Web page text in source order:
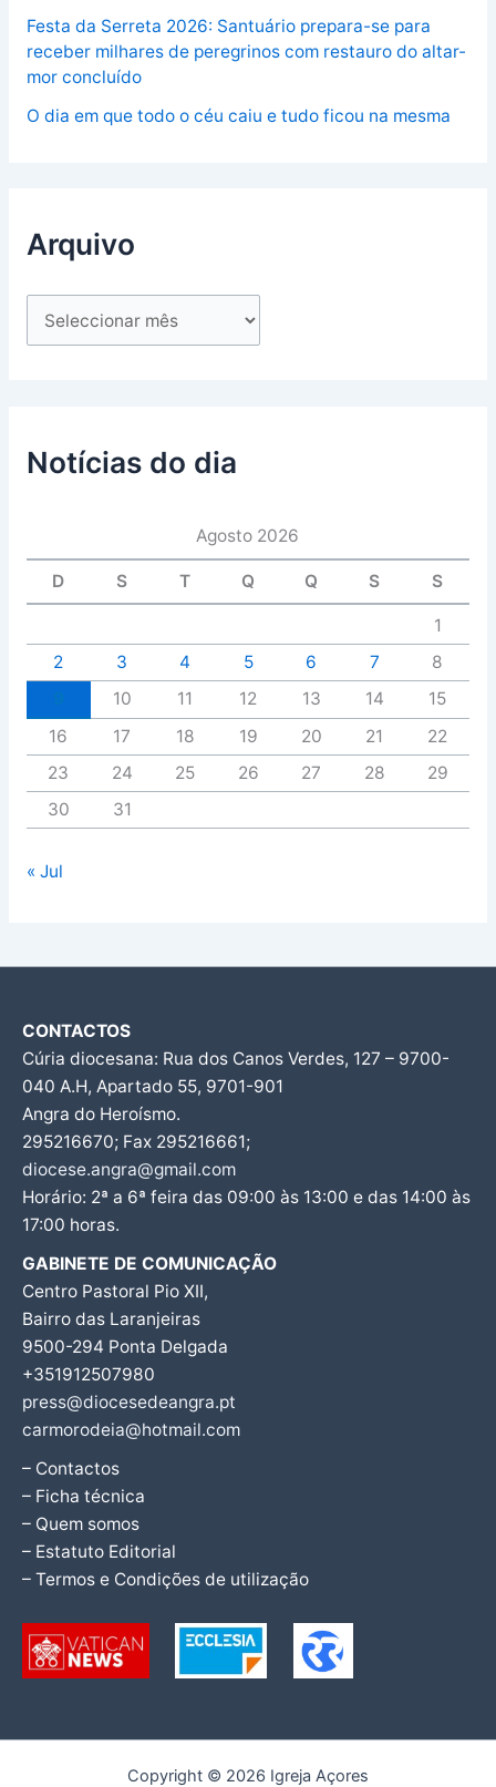
Festa da Serreta 2026: Santuário prepara-se para
receber milhares de peregrinos com restauro do altar-
mor concluído
O dia em que todo o céu caiu e tudo ficou na mesma
Arquivo
Notícias do dia
Agosto 2026
D S T Q Q S S
1
2
3 4 5 6 7
8
10 11 12 13 14
15
16
17 18 19 20 21
22
23
24 25 26 27 28
29
30
31
« Jul
CONTACTOS
Cúria diocesana: Rua dos Canos Verdes, 127 – 9700-
040 A.H, Apartado 55, 9701-901
Angra do Heroísmo.
295216670; Fax 295216661;
diocese.angra@gmail.com
Horário: 2ª a 6ª feira das 09:00 às 13:00 e das 14:00 às
17:00 horas.
GABINETE DE COMUNICAÇÃO
Centro Pastoral Pio XII,
Bairro das Laranjeiras
9500-294 Ponta Delgada
+351912507980
press@diocesedeangra.pt
carmorodeia@hotmail.com
– Contactos
– Ficha técnica
– Quem somos
– Estatuto Editorial
– Termos e Condições de utilização
Copyright © 2026 Igreja Açores